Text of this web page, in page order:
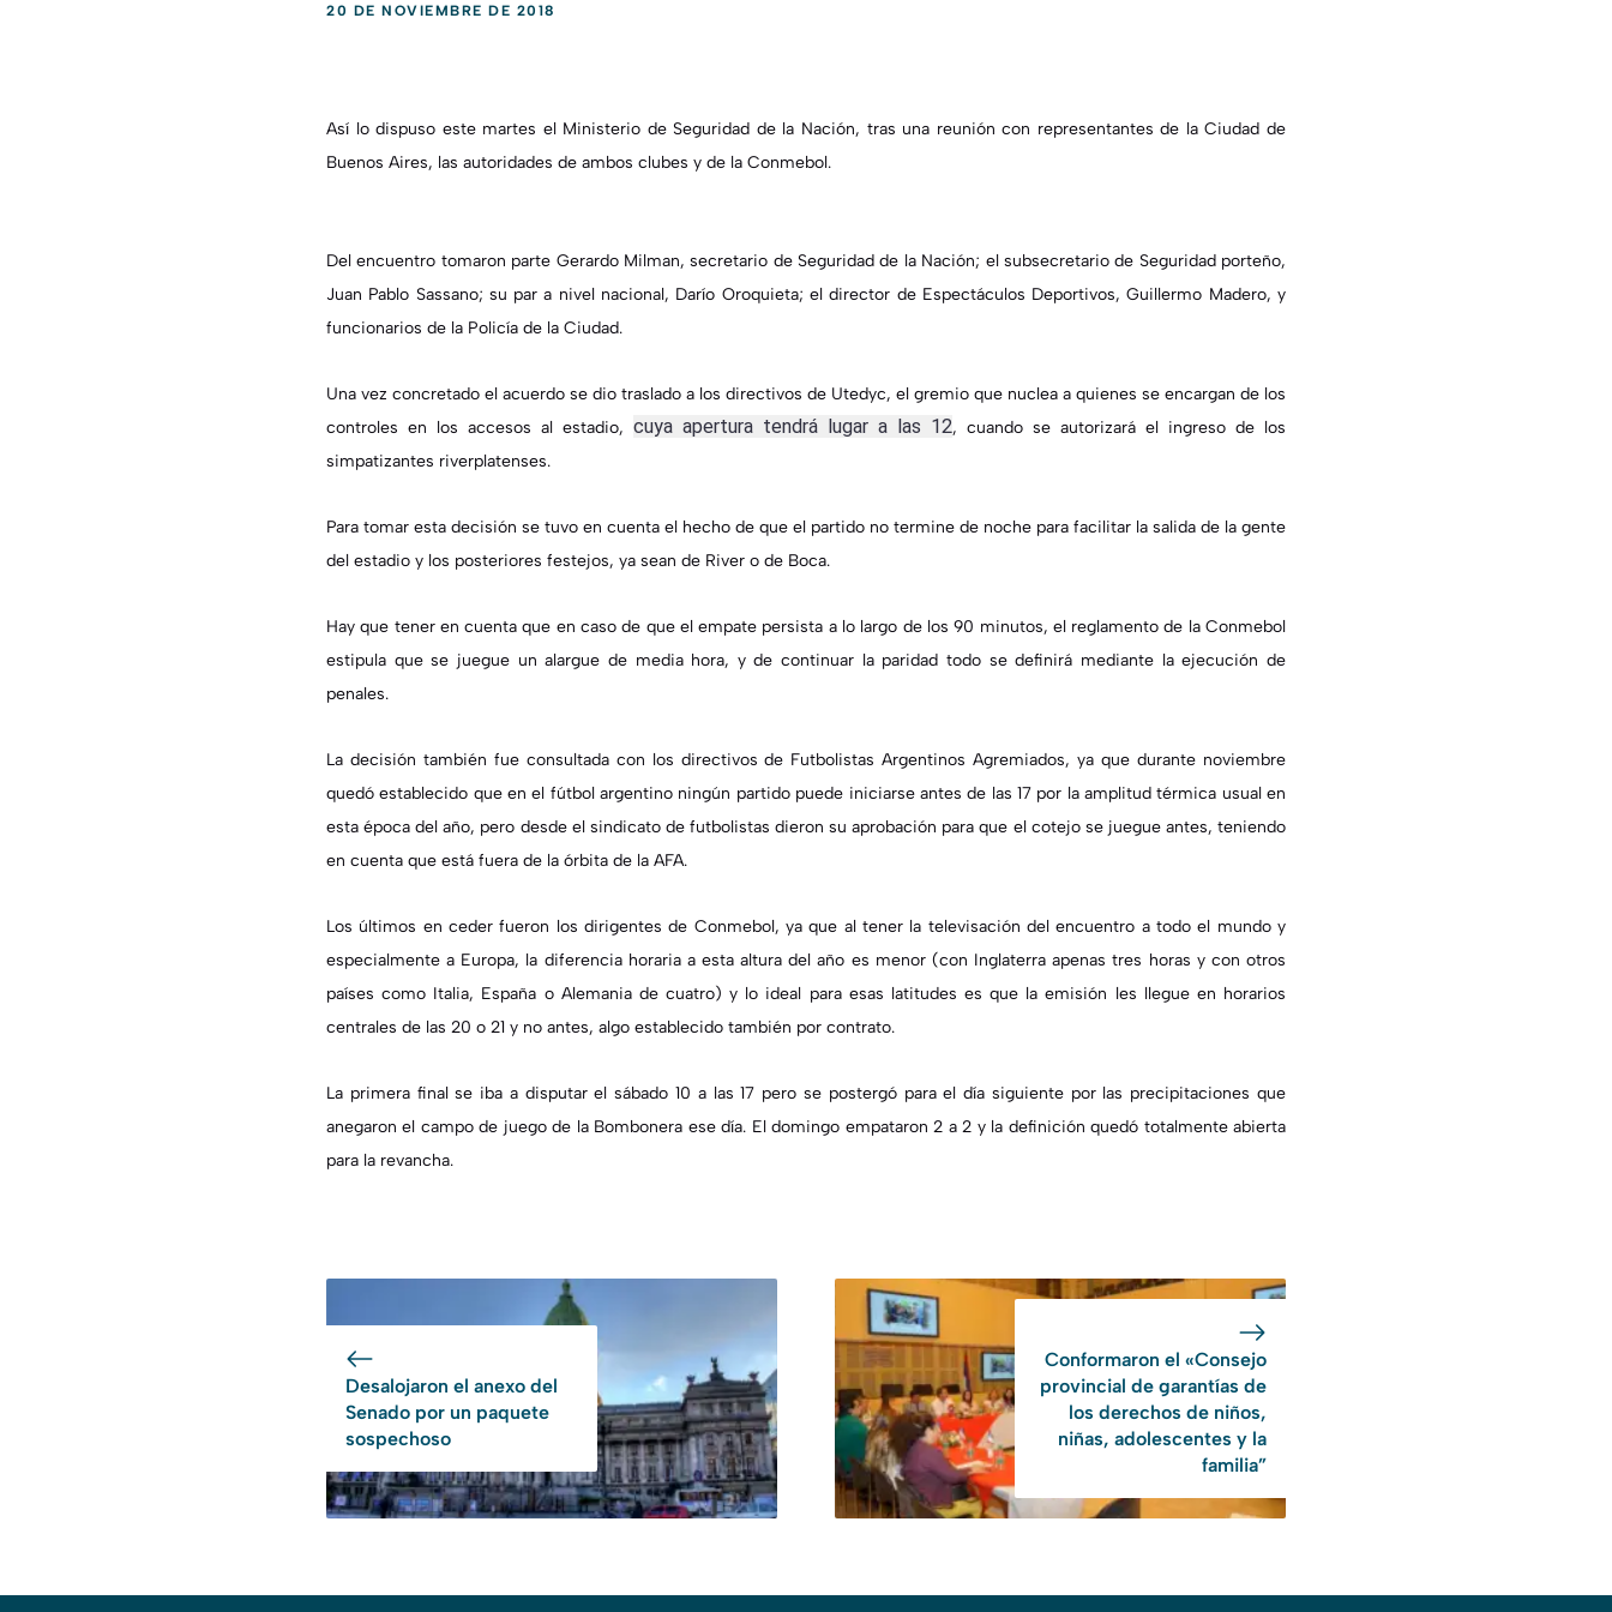
20 DE NOVIEMBRE DE 2018
Así lo dispuso este martes el Ministerio de Seguridad de la Nación, tras una reunión con representantes de la Ciudad de
Buenos Aires, las autoridades de ambos clubes y de la Conmebol.
Del encuentro tomaron parte Gerardo Milman, secretario de Seguridad de la Nación; el subsecretario de Seguridad porteño,
Juan Pablo Sassano; su par a nivel nacional, Darío Oroquieta; el director de Espectáculos Deportivos, Guillermo Madero, y
funcionarios de la Policía de la Ciudad.
Una vez concretado el acuerdo se dio traslado a los directivos de Utedyc, el gremio que nuclea a quienes se encargan de los
controles en los accesos al estadio, cuya apertura tendrá lugar a las 12, cuando se autorizará el ingreso de los
simpatizantes riverplatenses.
Para tomar esta decisión se tuvo en cuenta el hecho de que el partido no termine de noche para facilitar la salida de la gente
del estadio y los posteriores festejos, ya sean de River o de Boca.
Hay que tener en cuenta que en caso de que el empate persista a lo largo de los 90 minutos, el reglamento de la Conmebol
estipula que se juegue un alargue de media hora, y de continuar la paridad todo se definirá mediante la ejecución de
penales.
La decisión también fue consultada con los directivos de Futbolistas Argentinos Agremiados, ya que durante noviembre
quedó establecido que en el fútbol argentino ningún partido puede iniciarse antes de las 17 por la amplitud térmica usual en
esta época del año, pero desde el sindicato de futbolistas dieron su aprobación para que el cotejo se juegue antes, teniendo
en cuenta que está fuera de la órbita de la AFA.
Los últimos en ceder fueron los dirigentes de Conmebol, ya que al tener la televisación del encuentro a todo el mundo y
especialmente a Europa, la diferencia horaria a esta altura del año es menor (con Inglaterra apenas tres horas y con otros
países como Italia, España o Alemania de cuatro) y lo ideal para esas latitudes es que la emisión les llegue en horarios
centrales de las 20 o 21 y no antes, algo establecido también por contrato.
La primera final se iba a disputar el sábado 10 a las 17 pero se postergó para el día siguiente por las precipitaciones que
anegaron el campo de juego de la Bombonera ese día. El domingo empataron 2 a 2 y la definición quedó totalmente abierta
para la revancha.
Desalojaron el anexo del
Senado por un paquete
sospechoso
Conformaron el «Consejo
provincial de garantías de
los derechos de niños,
niñas, adolescentes y la
familia”